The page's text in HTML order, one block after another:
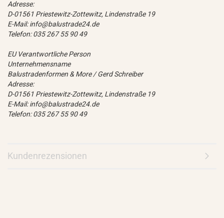
Adresse:
D-01561 Priestewitz-Zottewitz, Lindenstraße 19
E-Mail: info@balustrade24.de
Telefon: 035 267 55 90 49
EU Verantwortliche Person
Unternehmensname
Balustradenformen & More / Gerd Schreiber
Adresse:
D-01561 Priestewitz-Zottewitz, Lindenstraße 19
E-Mail: info@balustrade24.de
Telefon: 035 267 55 90 49
Kundenrezensionen